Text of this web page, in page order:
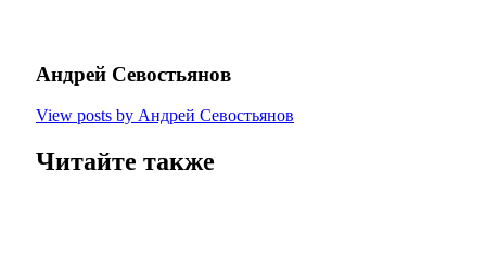
Андрей Севостьянов
View posts by Андрей Севостьянов
Читайте также